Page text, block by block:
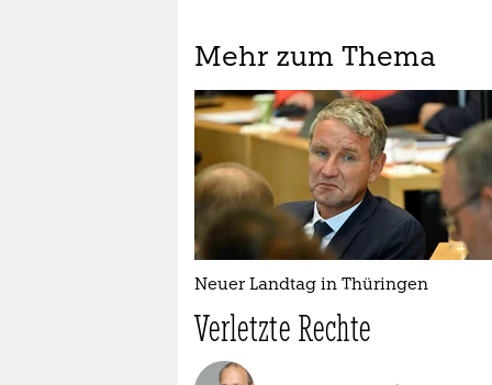
Mehr zum Thema
Neuer Landtag in Thüringen
Verletzte Rechte